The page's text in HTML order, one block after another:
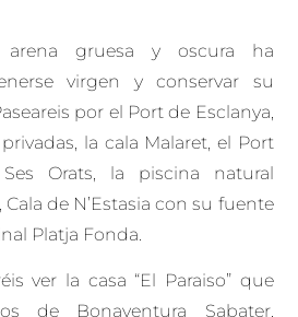
gruesa y oscura ha
virgen y conservar su
por el Port de Esclanya,
la cala Malaret, el Port
Orats, la piscina natural
de N’Estasia con su fuente
Platja Fonda.
ver la casa “El Paraiso” que
de Bonaventura Sabater,